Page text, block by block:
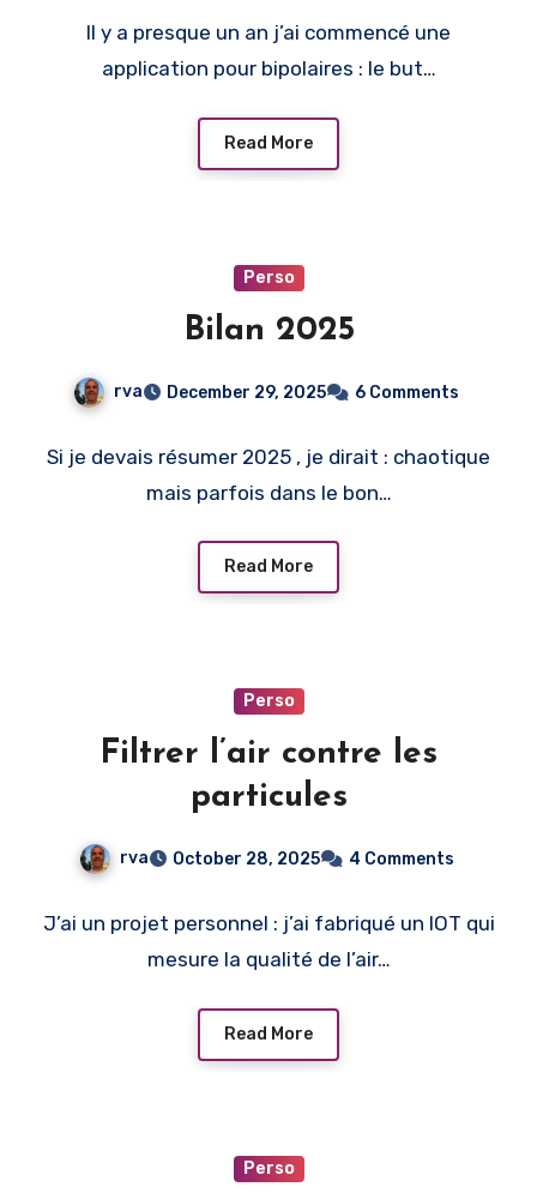
Il y a presque un an j’ai commencé une
application pour bipolaires : le but…
Read More
Perso
Bilan 2025
rva December 29, 2025 6 Comments
Si je devais résumer 2025 , je dirait : chaotique
mais parfois dans le bon…
Read More
Perso
Filtrer l’air contre les
particules
rva October 28, 2025 4 Comments
J’ai un projet personnel : j’ai fabriqué un IOT qui
mesure la qualité de l’air…
Read More
Perso